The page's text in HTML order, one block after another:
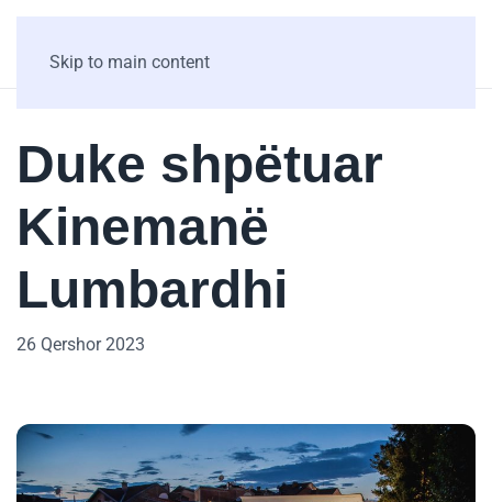
Skip to main content
Duke shpëtuar
Kinemanë
Lumbardhi
26 Qershor 2023